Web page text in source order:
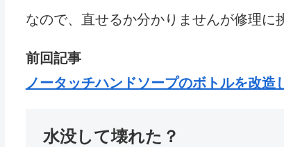
なので、直せるか分かりませんが修理
前回記事
ノータッチハンドソープのボトルを改造
水没して壊れた？